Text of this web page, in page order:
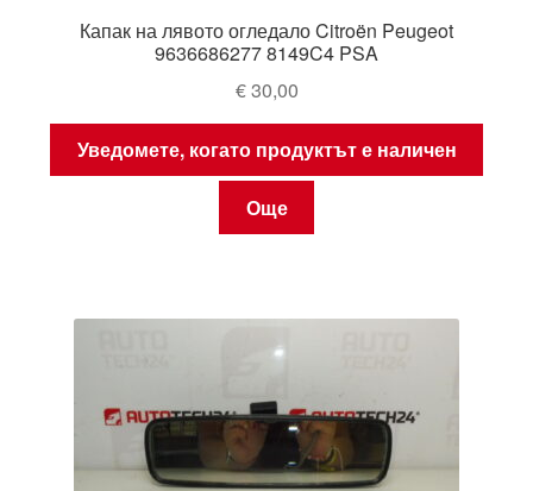
Капак на лявото огледало Citroën Peugeot
9636686277 8149C4 PSA
€30,00
Уведомете, когато продуктът е наличен
Още